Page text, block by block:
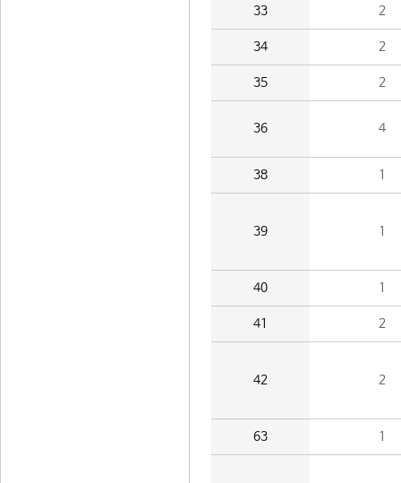
33 2
34 2
35 2
36 4
38 1
39 1
40 1
41 2
42 2
63 1